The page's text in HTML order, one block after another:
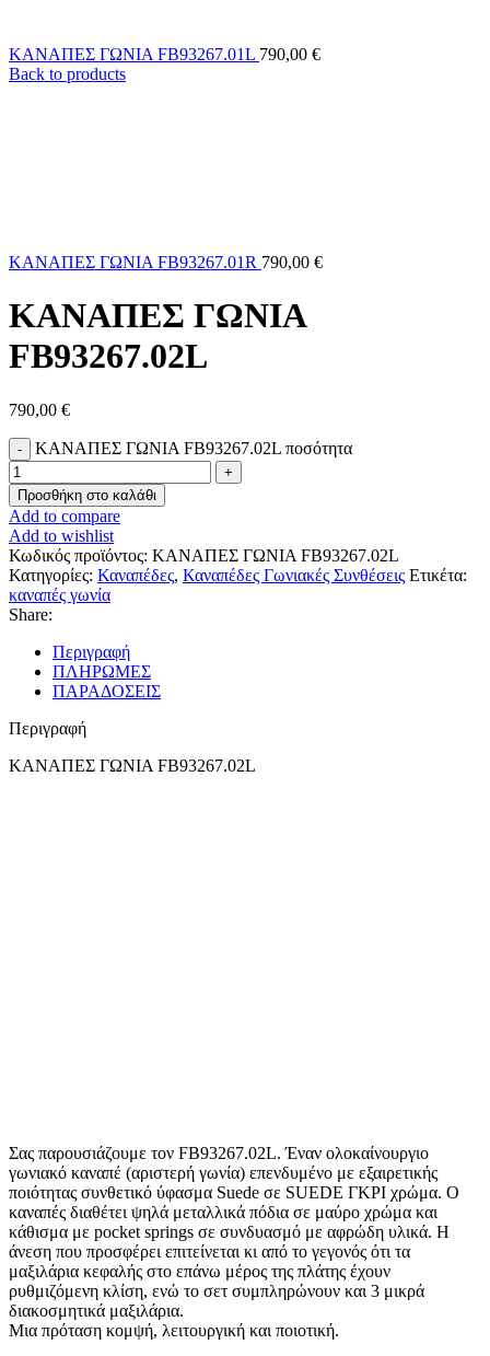
ΚΑΝΑΠΕΣ ΓΩΝΙΑ FB93267.01L 790,00 €
Back to products
ΚΑΝΑΠΕΣ ΓΩΝΙΑ FB93267.01R 790,00 €
ΚΑΝΑΠΕΣ ΓΩΝΙΑ
FB93267.02L
790,00 €
ΚΑΝΑΠΕΣ ΓΩΝΙΑ FB93267.02L ποσότητα
Προσθήκη στο καλάθι
Add to compare
Add to wishlist
Κωδικός προϊόντος: ΚΑΝΑΠΕΣ ΓΩΝΙΑ FB93267.02L
Κατηγορίες: Καναπέδες, Καναπέδες Γωνιακές Συνθέσεις Ετικέτα:
καναπές γωνία
Share:
Περιγραφή
ΠΛΗΡΩΜΕΣ
ΠΑΡΑΔΟΣΕΙΣ
Περιγραφή
ΚΑΝΑΠΕΣ ΓΩΝΙΑ FB93267.02L
Σας παρουσιάζουμε τον FB93267.02L. Έναν ολοκαίνουργιο
γωνιακό καναπέ (αριστερή γωνία) επενδυμένο με εξαιρετικής
ποιότητας συνθετικό ύφασμα Suede σε SUEDE ΓΚΡΙ χρώμα. Ο
καναπές διαθέτει ψηλά μεταλλικά πόδια σε μαύρο χρώμα και
κάθισμα με pocket springs σε συνδυασμό με αφρώδη υλικά. Η
άνεση που προσφέρει επιτείνεται κι από το γεγονός ότι τα
μαξιλάρια κεφαλής στο επάνω μέρος της πλάτης έχουν
ρυθμιζόμενη κλίση, ενώ το σετ συμπληρώνουν και 3 μικρά
διακοσμητικά μαξιλάρια.
Μια πρόταση κομψή, λειτουργική και ποιοτική.